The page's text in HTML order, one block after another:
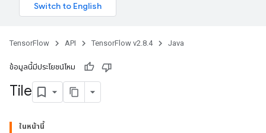
TensorFlow API TensorFlow v2.8.4 Java
ข้อมูลนี้มีประโยชน์ไหม
Tile
ในหน้านี้